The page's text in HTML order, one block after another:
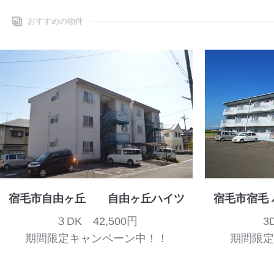
おすすめの物件
宿毛市自由ヶ丘 自由ヶ丘ハイツ
３DK 42,500円
期間限定キャンペーン中！！
宿毛市宿毛
期間限